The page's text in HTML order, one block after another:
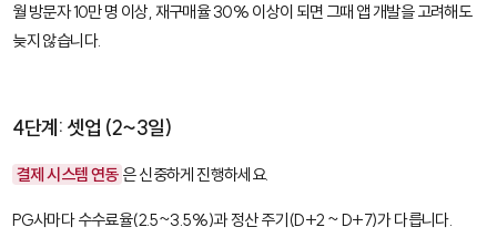
월 방문자 10만 명 이상, 재구매율 30% 이상이 되면 그때 앱 개발을 고려해도
늦지 않습니다.
4단계: 셋업 (2~3일)
결제 시스템 연동 은 신중하게 진행하세요.
PG사마다 수수료율(2.5~3.5%)과 정산 주기(D+2 ~ D+7)가 다릅니다.